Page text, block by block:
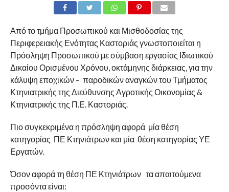
Από το τμήμα Προσωπικού και Μισθοδοσίας της
Περιφερειακής Ενότητας Καστοριάς γνωστοποιείται η
Πρόσληψη Προσωπικού με σύμβαση εργασίας Ιδιωτικού
Δικαίου Ορισμένου Χρόνου, οκτάμηνης διάρκειας, για την
κάλυψη εποχικών – παροδικών αναγκών του Τμήματος
Κτηνιατρικής της Διεύθυνσης Αγροτικής Οικονομίας &
Κτηνιατρικής της Π.Ε. Καστοριάς.
Πιο συγκεκριμένα η πρόσληψη αφορά μία θέση
κατηγορίας ΠΕ Κτηνιάτρων και μία θέση κατηγορίας ΥΕ
Εργατών.
Όσον αφορά τη θέση ΠΕ Κτηνιάτρων τα απαιτούμενα
προσόντα είναι: